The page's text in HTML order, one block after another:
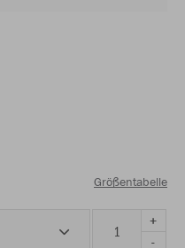
Größentabelle
+
-